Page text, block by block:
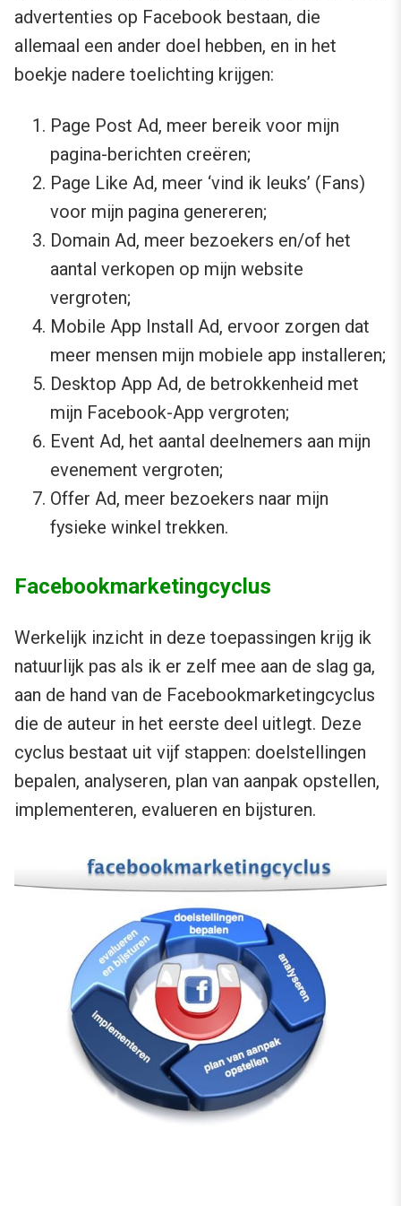
advertenties op Facebook bestaan, die
allemaal een ander doel hebben, en in het
boekje nadere toelichting krijgen:
Page Post Ad, meer bereik voor mijn
pagina-berichten creëren;
Page Like Ad, meer ‘vind ik leuks’ (Fans)
voor mijn pagina genereren;
Domain Ad, meer bezoekers en/of het
aantal verkopen op mijn website
vergroten;
Mobile App Install Ad, ervoor zorgen dat
meer mensen mijn mobiele app installeren;
Desktop App Ad, de betrokkenheid met
mijn Facebook-App vergroten;
Event Ad, het aantal deelnemers aan mijn
evenement vergroten;
Offer Ad, meer bezoekers naar mijn
fysieke winkel trekken.
Facebookmarketingcyclus
Werkelijk inzicht in deze toepassingen krijg ik
natuurlijk pas als ik er zelf mee aan de slag ga,
aan de hand van de Facebookmarketingcyclus
die de auteur in het eerste deel uitlegt. Deze
cyclus bestaat uit vijf stappen: doelstellingen
bepalen, analyseren, plan van aanpak opstellen,
implementeren, evalueren en bijsturen.